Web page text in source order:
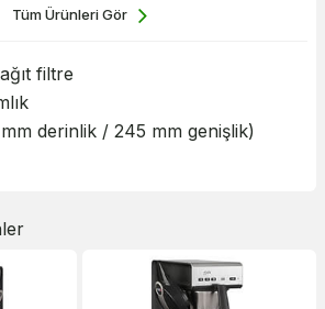
Tüm Ürünleri Gör
filtre
derinlik / 245 mm genişlik)